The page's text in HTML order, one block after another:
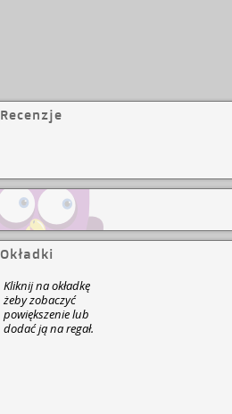
Recenzje
Okładki
Kliknij na okładkę
żeby zobaczyć
powiększenie lub
dodać ją na regał.